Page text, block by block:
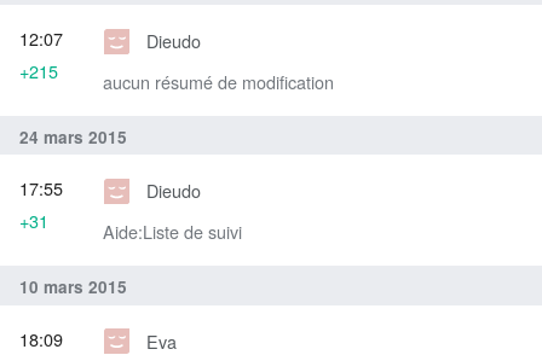
Dieudo
aucun résumé de modification
12:07
+215
24 mars 2015
Dieudo
Aide:Liste de suivi
17:55
+31
10 mars 2015
Eva
18:09